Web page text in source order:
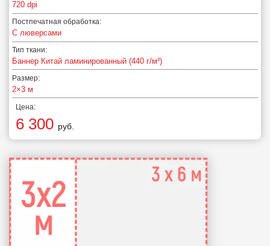
720 dpi
Постпечатная обработка:
С люверсами
Тип ткани:
Баннер Китай ламинированный (440 г/м²)
Размер:
2×3 м
Цена:
6 300 руб.